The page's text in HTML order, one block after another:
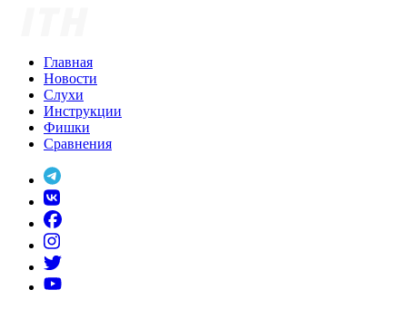
Главная
Новости
Слухи
Инструкции
Фишки
Сравнения